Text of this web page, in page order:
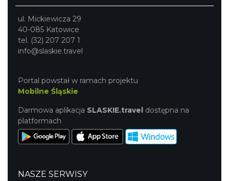
ul. Mickiewicza 29
40-085 Katowice
tel. (32) 207 207 1
info@slaskie.travel
Portal powstał w ramach projektu
Mobilne Śląskie
Darmowa aplikacja SLASKIE.travel dostępna na
platformach
NASZE SERWISY